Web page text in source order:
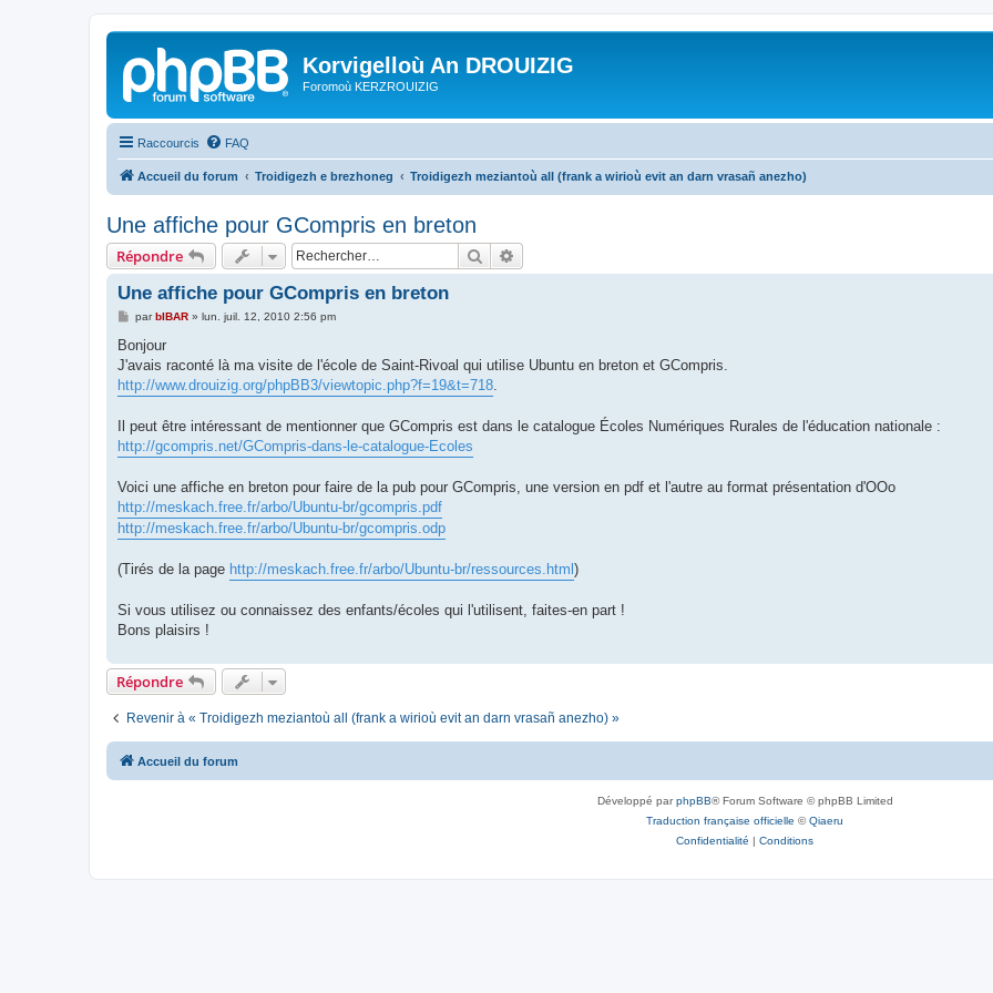
Korvigelloù An DROUIZIG
Foromoù KERZROUIZIG
Raccourcis FAQ
Accueil du forum Troidigezh e brezhoneg Troidigezh meziantoù all (frank a wirioù evit an darn vrasañ anezho)
Une affiche pour GCompris en breton
Répondre Rechercher
Une affiche pour GCompris en breton
M
s
a
g
e
parbIBAR» lun. juil. 12, 2010 2:56 pm
Bonjour
J'avais raconté là ma visite de l'école de Saint-Rivoal qui utilise Ubuntu en breton et GCompris.
http://www.drouizig.org/phpBB3/viewtopic.php?f=19&t=718
Il peut être intéressant de mentionner que GCompris est dans le catalogue Écoles Numériques Rurales de l'éducation nationale :
http://gcompris.net/GCompris-dans-le-catalogue-Ecoles
Voici une affiche en breton pour faire de la pub pour GCompris, une version en pdf et l'autre au format présentation d'OOo
http://meskach.free.fr/arbo/Ubuntu-br/gcompris.pdf
http://meskach.free.fr/arbo/Ubuntu-br/gcompris.odp
(Tirés de la page http://meskach.free.fr/arbo/Ubuntu-br/ressources.html)
Si vous utilisez ou connaissez des enfants/écoles qui l'utilisent, faites-en part !
Bons plaisirs !
Répondre
Revenir à « Troidigezh meziantoù all (frank a wirioù evit an darn vrasañ anezho) »
Accueil du forum
Développé parphpBB® Forum Software © phpBB Limited
Traduction française officielle ©Qiaeru
Confidentialité | Conditions